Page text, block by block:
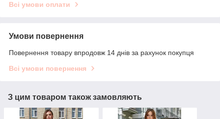
Всі умови оплати
Умови повернення
Повернення товару впродовж 14 днів за рахунок покупця
Всі умови повернення
З цим товаром також замовляють